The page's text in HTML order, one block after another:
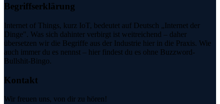
Begriffserklärung
Internet of Things, kurz IoT, bedeutet auf Deutsch „Internet der
Dinge". Was sich dahinter verbirgt ist weitreichend – daher
übersetzen wir die Begriffe aus der Industrie hier in die Praxis. Wie
auch immer du es nennst – hier findest du es ohne Buzzword-
Bullshit-Bingo.
Kontakt
Wir freuen uns, von dir zu hören!